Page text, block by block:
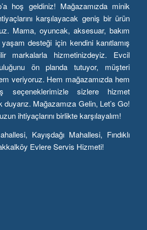
hoş geldiniz! Mağazamızda minik
karşılayacak geniş bir ürün
Mama, oyuncak, aksesuar, bakım
yaşam desteği için kendini kanıtlamış
markalarla hizmetinizdeyiz. Evcil
ön planda tutuyor, müşteri
veriyoruz. Hem mağazamızda hem
seçeneklerimizle sizlere hizmet
Mağazamıza Gelin, Let’s Go!
ihtiyaçlarını birlikte karşılayalım!
Kayışdağı Mahallesi, Fındıklı
Evlere Servis Hizmeti!